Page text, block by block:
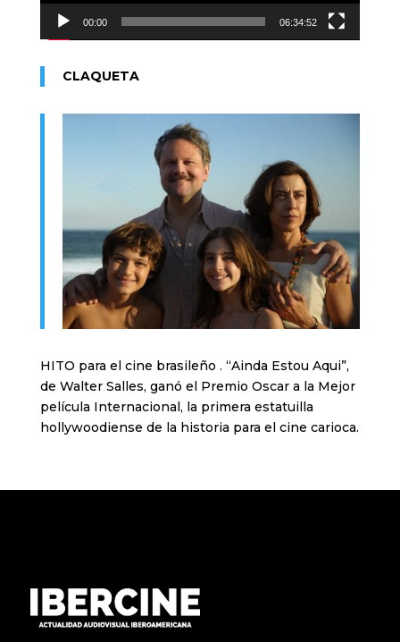
00:00 06:34:52
CLAQUETA
HITO para el cine brasileño . “Ainda Estou Aqui”,
de Walter Salles, ganó el Premio Oscar a la Mejor
película Internacional, la primera estatuilla
hollywoodiense de la historia para el cine carioca.